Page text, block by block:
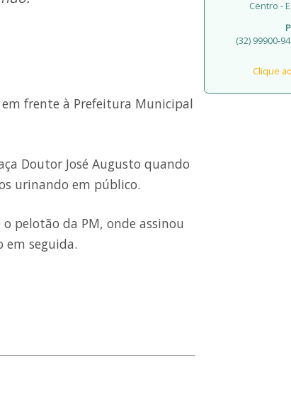
frente à Prefeitura Municipal
Doutor José Augusto quando
urinando em público.
pelotão da PM, onde assinou
em seguida.
Centro -
(32) 99900-
Clique